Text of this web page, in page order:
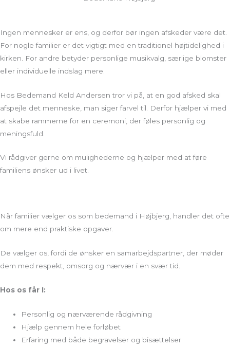
Ingen mennesker er ens, og derfor bør ingen afskeder være det.
For nogle familier er det vigtigt med en traditionel højtidelighed i
kirken. For andre betyder personlige musikvalg, særlige blomster
eller individuelle indslag mere.
Hos Bedemand Keld Andersen tror vi på, at en god afsked skal
afspejle det menneske, man siger farvel til. Derfor hjælper vi med
at skabe rammerne for en ceremoni, der føles personlig og
meningsfuld.
Vi rådgiver gerne om mulighederne og hjælper med at føre
familiens ønsker ud i livet.
Når familier vælger os som bedemand i Højbjerg, handler det ofte
om mere end praktiske opgaver.
De vælger os, fordi de ønsker en samarbejdspartner, der møder
dem med respekt, omsorg og nærvær i en svær tid.
Hos os får I:
Personlig og nærværende rådgivning
Hjælp gennem hele forløbet
Erfaring med både begravelser og bisættelser